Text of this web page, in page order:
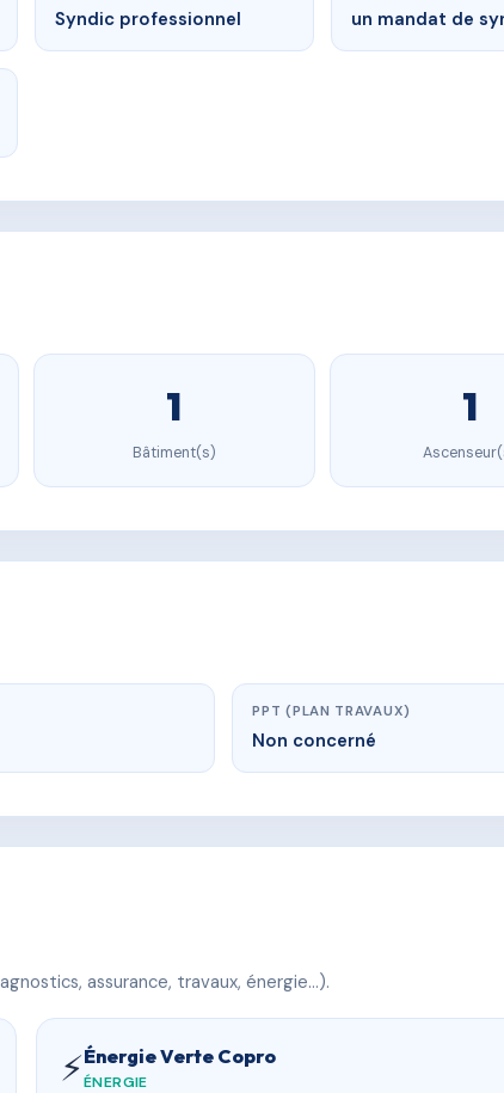
Syndic professionnel un mandat de
1
Bâtiment(s)
1
PPT (PLAN TRAVAUX)
Non concerné
assurance, travaux, énergie…).
⚡Énergie Verte Copro
ÉNERGIE